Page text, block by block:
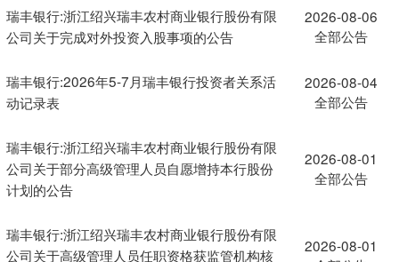
瑞丰银行:浙江绍兴瑞丰农村商业银行股份有限
公司关于完成对外投资入股事项的公告
2026-08-06
全部公告
瑞丰银行:2026年5-7月瑞丰银行投资者关系活
动记录表
2026-08-04
全部公告
瑞丰银行:浙江绍兴瑞丰农村商业银行股份有限
公司关于部分高级管理人员自愿增持本行股份
计划的公告
2026-08-01
全部公告
瑞丰银行:浙江绍兴瑞丰农村商业银行股份有限
公司关于高级管理人员任职资格获监管机构核
2026-08-01